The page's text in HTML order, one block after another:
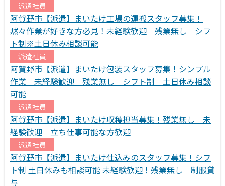
派遣社員
阿賀野市【派遣】まいたけ工場の運搬スタッフ募集！
黙々作業が好きな方必見！未経験歓迎 残業無し シフ
ト制※土日休み相談可能
派遣社員
阿賀野市【派遣】まいたけ包装スタッフ募集！シンプル
作業 未経験歓迎 残業無し シフト制 土日休み相談
可能
派遣社員
阿賀野市【派遣】まいたけ収穫担当募集！残業無し 未
経験歓迎 立ち仕事可能な方歓迎
派遣社員
阿賀野市【派遣】まいたけ仕込みのスタッフ募集！シフ
ト制 土日休みも相談可能 未経験歓迎！残業無し 制服貸
与